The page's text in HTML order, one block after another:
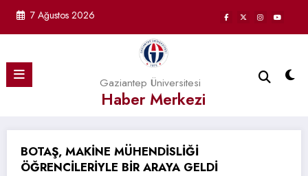
7 Ağustos 2026
Gaziantep Üniversitesi
Haber Merkezi
BOTAŞ, MAKİNE MÜHENDİSLİĞİ
ÖĞRENCİLERİYLE BİR ARAYA GELDİ